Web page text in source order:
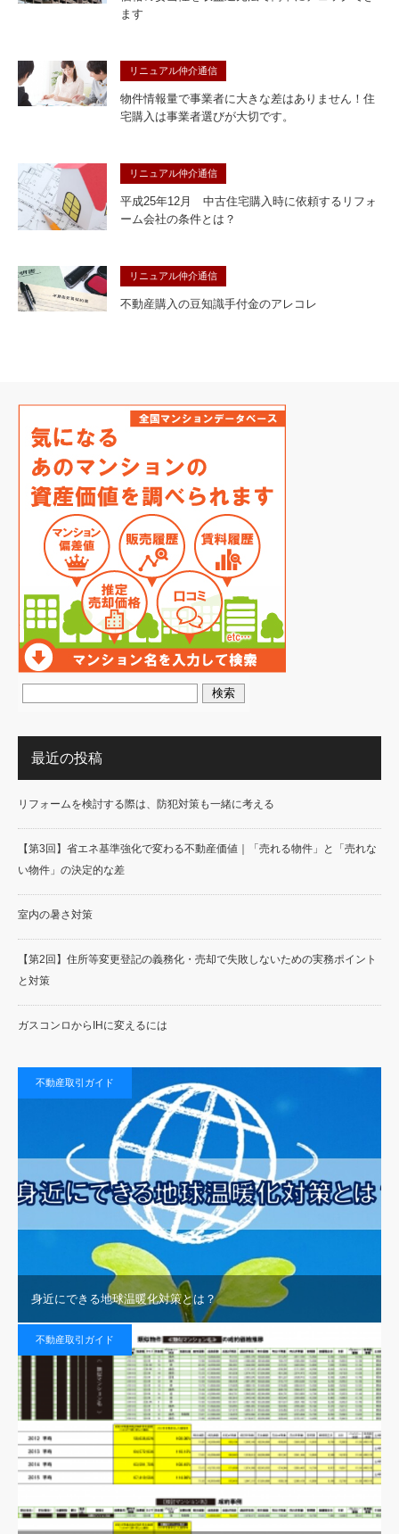
ます
リニュアル仲介通信
物件情報量で事業者に大きな差はありません！住
宅購入は事業者選びが大切です。
リニュアル仲介通信
平成25年12月 中古住宅購入時に依頼するリフォ
ーム会社の条件とは？
リニュアル仲介通信
不動産購入の豆知識手付金のアレコレ
最近の投稿
リフォームを検討する際は、防犯対策も一緒に考える
【第3回】省エネ基準強化で変わる不動産価値｜「売れる物件」と「売れな
い物件」の決定的な差
室内の暑さ対策
【第2回】住所等変更登記の義務化・売却で失敗しないための実務ポイント
と対策
ガスコンロからIHに変えるには
不動産取引ガイド
身近にできる地球温暖化対策とは？
不動産取引ガイド